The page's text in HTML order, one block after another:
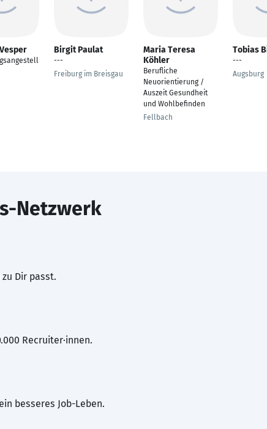
Birgit Paulat
---
Freiburg im Breisgau
Maria Teresa
Köhler
Berufliche
Neuorientierung /
Auszeit Gesundheit
und Wohlbefinden
Fellbach
Tobias
---
Augsburg
Netzwerk
Dir passt.
Recruiter·innen.
besseres Job-Leben.